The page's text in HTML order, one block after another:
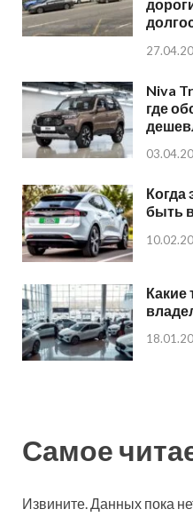
Niva
где
Когда
быть
Какие
Самое
Извините. Данных пока